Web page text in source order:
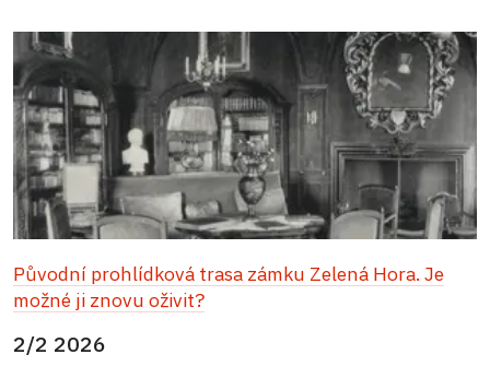
Původní prohlídková trasa zámku Zelená Hora. Je
možné ji znovu oživit?
2/2 2026